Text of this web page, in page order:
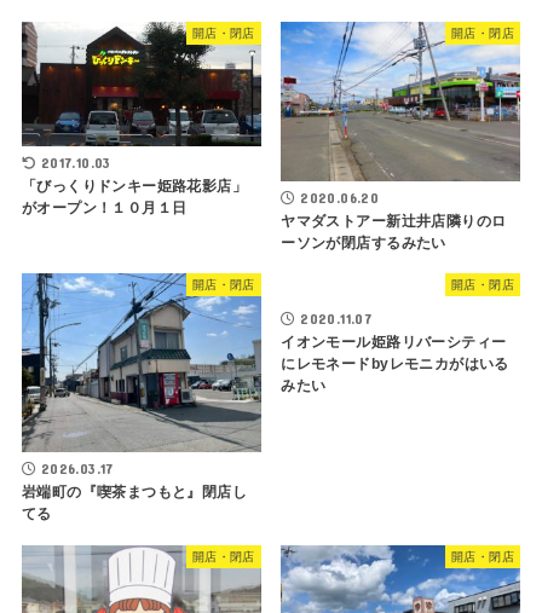
開店・閉店
2017.10.03
「びっくりドンキー姫路花影店」
がオープン！１０月１日
開店・閉店
2020.06.20
ヤマダストアー新辻井店隣りのロ
ーソンが閉店するみたい
開店・閉店
2026.03.17
岩端町の『喫茶まつもと』閉店し
てる
開店・閉店
2020.11.07
イオンモール姫路リバーシティー
にレモネードbyレモニカがはいる
みたい
開店・閉店 開店・閉店